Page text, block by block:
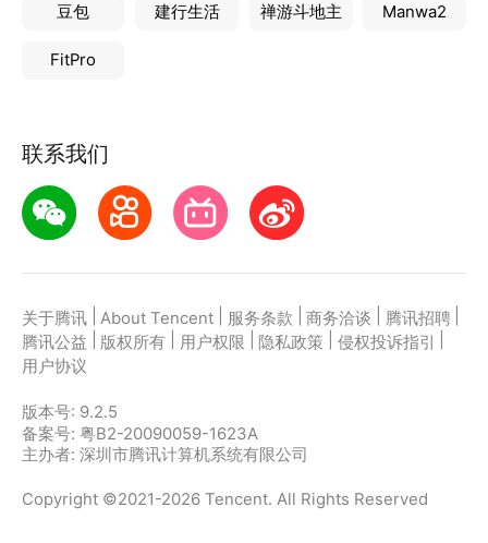
2、「析学练测评」等九步教学服务法打造多维进阶体
豆包 建行生活 禅游斗地主 Manwa2
FitPro
联系我们
关于腾讯 About Tencent 服务条款 商务洽谈 腾讯招聘
腾讯公益
版权所有 用户权限 隐私政策 侵权投诉指引
用户协议
版本号: 9.2.5
备案号: 粤B2-20090059-1623A
主办者: 深圳市腾讯计算机系统有限公司
Copyright ©2021-2026 Tencent. All Rights Reserved